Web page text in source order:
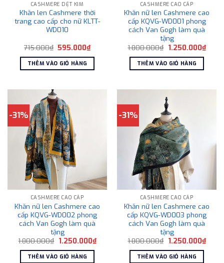
CASHMERE DỆT KIM
Khăn len Cashmere thời
trang cao cấp cho nữ KLTT-
WD010
715.000₫ Giá
là:
715.000₫.
595.000₫Giá
hiện
tại
595.000₫.
THÊM VÀO GIỎ HÀNG
CASHMERE CAO CẤP
Khăn nữ len Cashmere cao
cấp KQVG-WD001 phong
cách Van Gogh làm quà
tặng
1.800.000₫ Giá
là:
1.800.000₫.
1.250.000₫Giá
hiện
THÊM VÀO GIỎ HÀNG
-31%
CASHMERE CAO CẤP
Khăn nữ len Cashmere cao
cấp KQVG-WD002 phong
cách Van Gogh làm quà
tặng
1.800.000₫ Giá
là:
1.800.000₫.
1.250.000₫Giá
THÊM VÀO GIỎ HÀNG
-31%
CASHMERE CAO CẤP
Khăn nữ len Cashmere cao
cấp KQVG-WD003 phong
cách Van Gogh làm quà
tặng
1.800.000₫ Giá
là:
1.800.000₫.
1.250.000₫Giá
THÊM VÀO GIỎ HÀNG